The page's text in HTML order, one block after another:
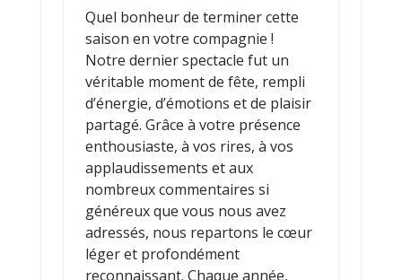
Quel bonheur de terminer cette
saison en votre compagnie !
Notre dernier spectacle fut un
véritable moment de fête, rempli
d’énergie, d’émotions et de plaisir
partagé. Grâce à votre présence
enthousiaste, à vos rires, à vos
applaudissements et aux
nombreux commentaires si
généreux que vous nous avez
adressés, nous repartons le cœur
léger et profondément
reconnaissant. Chaque année,